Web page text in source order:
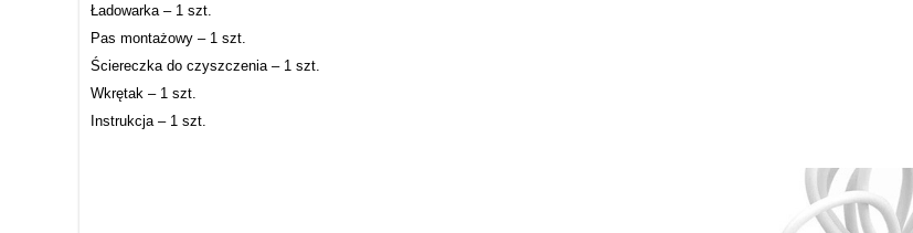
Ładowarka – 1 szt.
Pas montażowy – 1 szt.
Ściereczka do czyszczenia – 1 szt.
Wkrętak – 1 szt.
Instrukcja – 1 szt.